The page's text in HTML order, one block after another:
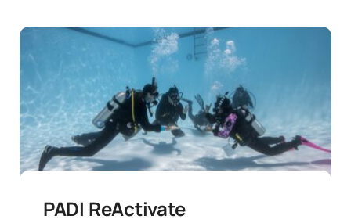
PADI ReActivate